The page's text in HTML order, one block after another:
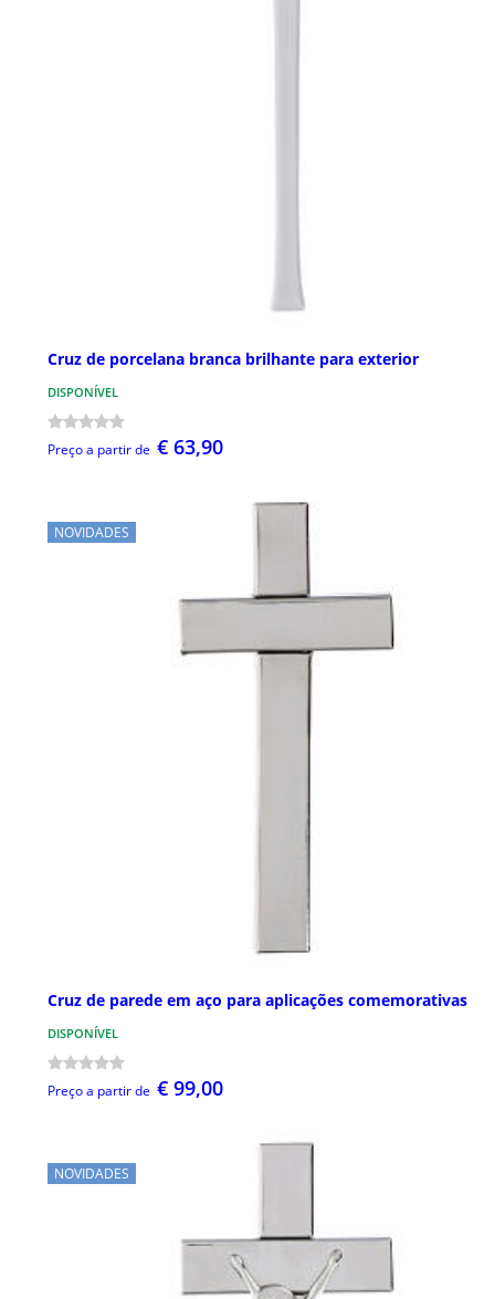
Cruz de porcelana branca brilhante para exterior
DISPONÍVEL
Preço a partir de € 63,90
NOVIDADES
Cruz de parede em aço para aplicações comemorativas
DISPONÍVEL
Preço a partir de € 99,00
NOVIDADES